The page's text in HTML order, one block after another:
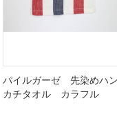
パイルガーゼ 先染めハ
カチタオル カラフル